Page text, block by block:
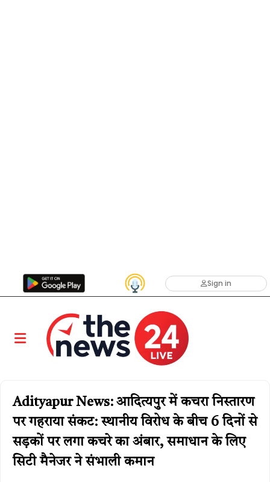
Sign in
Adityapur News: आदित्यपुर में कचरा निस्तारण
पर गहराया संकट: स्थानीय विरोध के बीच 6 दिनों से
सड़कों पर लगा कचरे का अंबार, समाधान के लिए
सिटी मैनेजर ने संभाली कमान